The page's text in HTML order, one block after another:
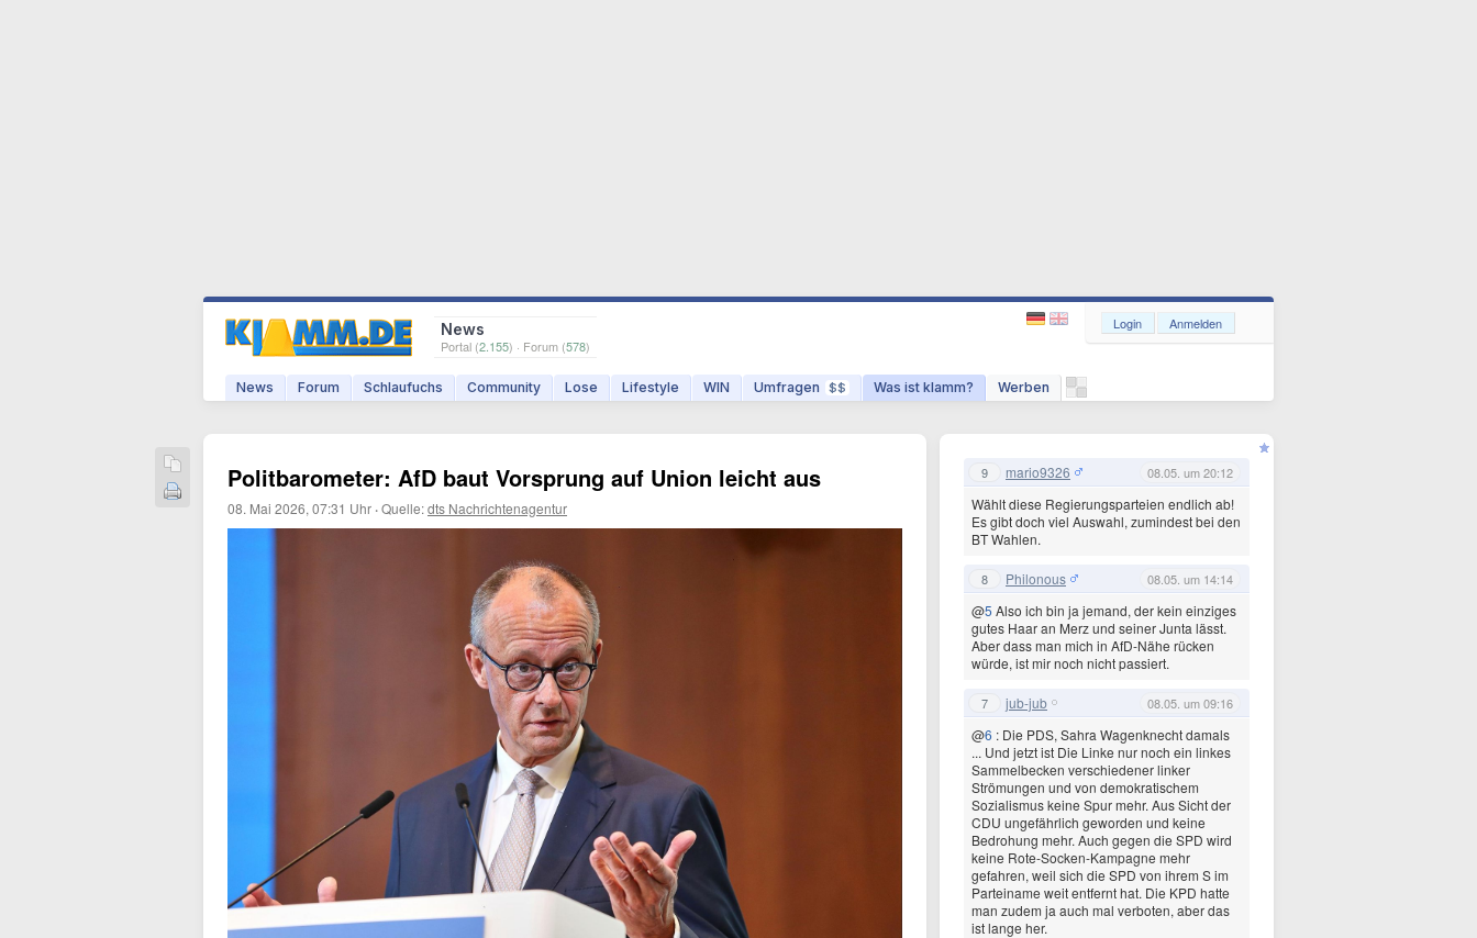
News
Portal (2.155) · Forum (578)
News Forum Schlaufuchs Community Lose Lifestyle WIN Umfragen $$ Was ist klamm? Werben
Login Anmelden
Politbarometer: AfD baut Vorsprung auf Union leicht aus
08. Mai 2026, 07:31 Uhr ·Quelle:dts Nachrichtenagentur
9 mario9326 08.05. um 20:12
Wählt diese Regierungsparteien endlich ab!
Es gibt doch viel Auswahl, zumindest bei den
BT Wahlen.
8 Philonous 08.05. um 14:14
@5 Also ich bin ja jemand, der kein einziges
gutes Haar an Merz und seiner Junta lässt.
Aber dass man mich in AfD-Nähe rücken
würde, ist mir noch nicht passiert.
7 jub-jub 08.05. um 09:16
@6 : Die PDS, Sahra Wagenknecht damals
... Und jetzt ist Die Linke nur noch ein linkes
Sammelbecken verschiedener linker
Strömungen und von demokratischem
Sozialismus keine Spur mehr. Aus Sicht der
CDU ungefährlich geworden und keine
Bedrohung mehr. Auch gegen die SPD wird
keine Rote-Socken-Kampagne mehr
gefahren, weil sich die SPD von ihrem S im
Parteiname weit entfernt hat. Die KPD hatte
man zudem ja auch mal verboten, aber das
ist lange her.